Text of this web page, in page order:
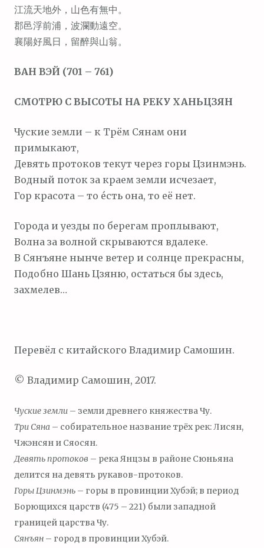
江流天地外，山色有無中。
郡邑浮前浦，波瀾動遠空。
襄陽好風日，留醉與山翁。
ВАН ВЭЙ (701 – 761)
СМОТРЮ С ВЫСОТЫ НА РЕКУ ХАНЬЦЗЯН
Чуские земли – к Трём Сянам они
примыкают,
Девять протоков текут через горы Цзинмэнь.
Водный поток за краем земли исчезает,
Гор красота – то е́сть она, то её нет.
Города и уезды по берегам проплывают,
Волна за волной скрываются вдалеке.
В Сянъяне нынче ветер и солнце прекрасны,
Подобно Шань Цзяню, остаться бы здесь,
захмелев…
Перевёл с китайского Владимир Самошин.
© Владимир Самошин, 2017.
Чуские земли – земли древнего княжества Чу.
Три Сяна – собирательное название трёх рек: Лисян,
Чжэнсян и Сяосян.
Девять протоков – река Янцзы в районе Сюньяна
делится на девять рукавов-протоков.
Горы Цзинмэнь – горы в провинции Хубэй; в период
Борющихся царств (475 – 221) были западной
границей царства Чу.
Сянъян – город в провинции Хубэй.